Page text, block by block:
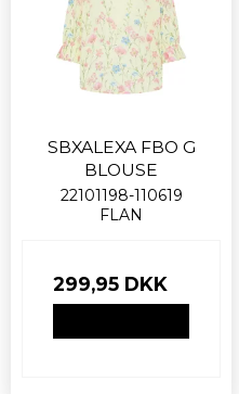
SBXALEXA FBO G
BLOUSE
22101198-110619
FLAN
299,95 DKK